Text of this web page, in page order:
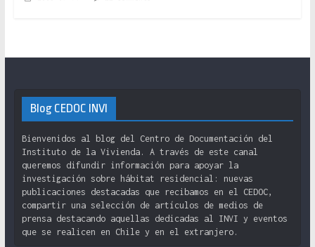
Blog CEDOC INVI
Bienvenidos al blog del Centro de Documentación del
Instituto de la Vivienda. A través de este canal
queremos difundir información para apoyar la
investigación sobre hábitat residencial: nuevas
publicaciones destacadas que recibamos en el CEDOC,
compartir una selección de artículos de medios de
prensa destacando aquellas dedicadas al INVI y eventos
que se realicen en Chile y en el extranjero.